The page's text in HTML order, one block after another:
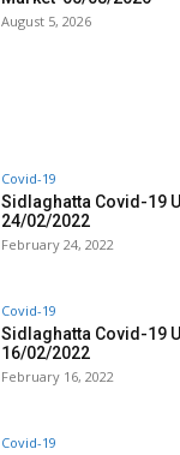
August 5, 2026
Covid-19
Sidlaghatta Covid-19
24/02/2022
February 24, 2022
Covid-19
Sidlaghatta Covid-19
16/02/2022
February 16, 2022
Covid-19